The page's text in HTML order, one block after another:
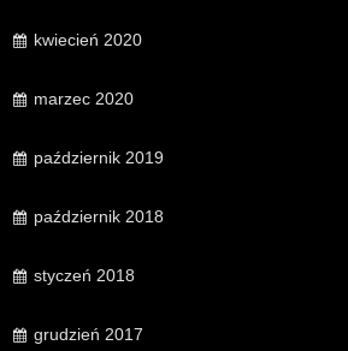
kwiecień 2020
marzec 2020
październik 2019
październik 2018
styczeń 2018
grudzień 2017